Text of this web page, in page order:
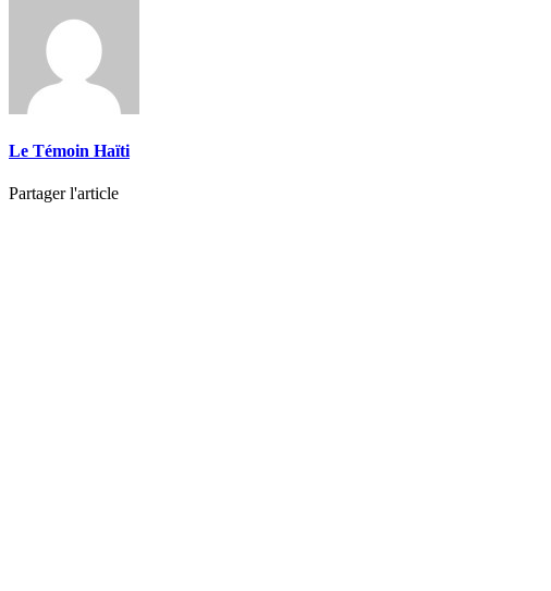
Le Témoin Haïti
Partager l'article